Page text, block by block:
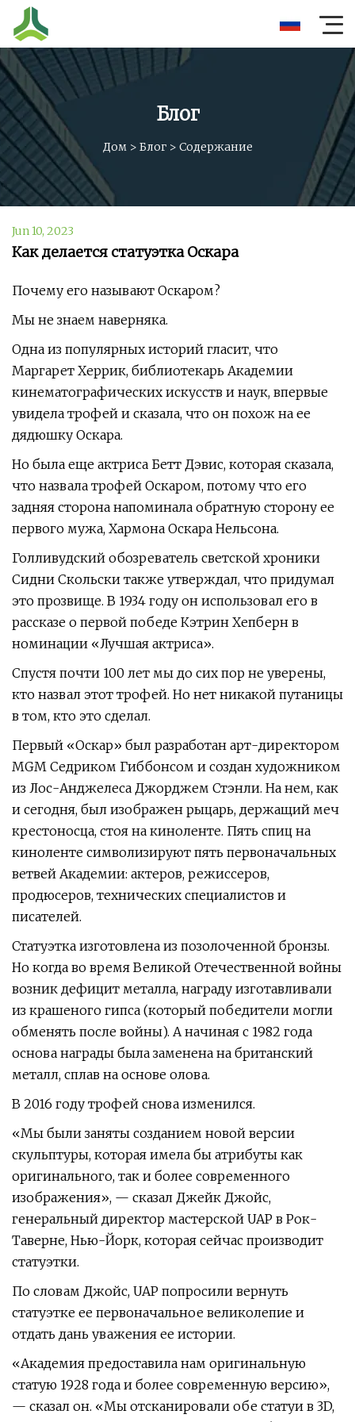
Блог
Дом > Блог> Содержание
Jun 10, 2023
Как делается статуэтка Оскара
Почему его называют Оскаром?
Мы не знаем наверняка.
Одна из популярных историй гласит, что
Маргарет Херрик, библиотекарь Академии
кинематографических искусств и наук, впервые
увидела трофей и сказала, что он похож на ее
дядюшку Оскара.
Но была еще актриса Бетт Дэвис, которая сказала,
что назвала трофей Оскаром, потому что его
задняя сторона напоминала обратную сторону ее
первого мужа, Хармона Оскара Нельсона.
Голливудский обозреватель светской хроники
Сидни Скольски также утверждал, что придумал
это прозвище. В 1934 году он использовал его в
рассказе о первой победе Кэтрин Хепберн в
номинации «Лучшая актриса».
Спустя почти 100 лет мы до сих пор не уверены,
кто назвал этот трофей. Но нет никакой путаницы
в том, кто это сделал.
Первый «Оскар» был разработан арт-директором
MGM Седриком Гиббонсом и создан художником
из Лос-Анджелеса Джорджем Стэнли. На нем, как
и сегодня, был изображен рыцарь, держащий меч
крестоносца, стоя на киноленте. Пять спиц на
киноленте символизируют пять первоначальных
ветвей Академии: актеров, режиссеров,
продюсеров, технических специалистов и
писателей.
Статуэтка изготовлена ​​из позолоченной бронзы.
Но когда во время Великой Отечественной войны
возник дефицит металла, награду изготавливали
из крашеного гипса (который победители могли
обменять после войны). А начиная с 1982 года
основа награды была заменена на британский
металл, сплав на основе олова.
В 2016 году трофей снова изменился.
«Мы были заняты созданием новой версии
скульптуры, которая имела бы атрибуты как
оригинального, так и более современного
изображения», — сказал Джейк Джойс,
генеральный директор мастерской UAP в Рок-
Таверне, Нью-Йорк, которая сейчас производит
статуэтки.
По словам Джойс, UAP попросили вернуть
статуэтке ее первоначальное великолепие и
отдать дань уважения ее истории.
«Академия предоставила нам оригинальную
статую 1928 года и более современную версию»,
— сказал он. «Мы отсканировали обе статуи в 3D,